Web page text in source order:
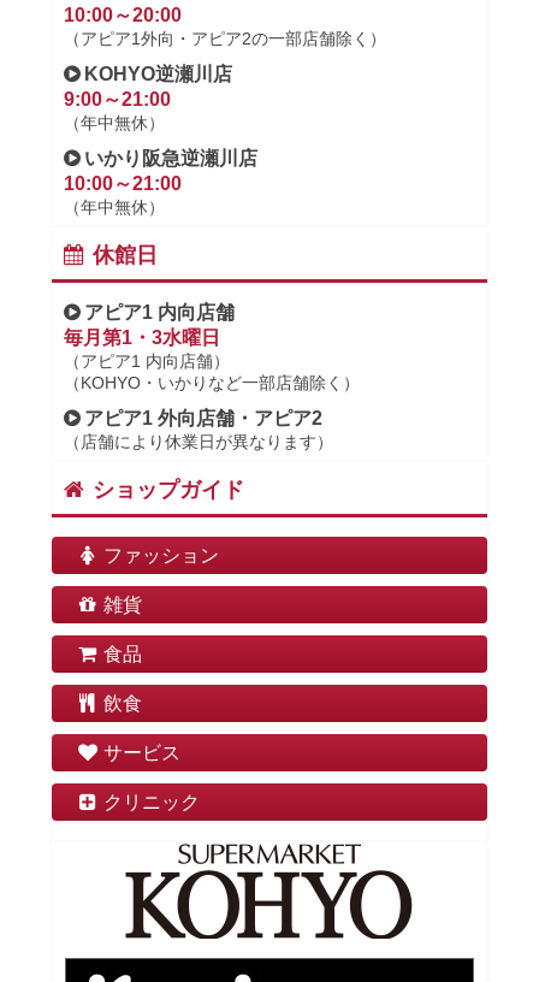
10:00～20:00
（アピア1外向・アピア2の一部店舗除く）
KOHYO逆瀬川店
9:00～21:00
（年中無休）
いかり阪急逆瀬川店
10:00～21:00
（年中無休）
休館日
アピア1 内向店舗
毎月第1・3水曜日
（アピア1 内向店舗）
（KOHYO・いかりなど一部店舗除く）
アピア1 外向店舗・アピア2
（店舗により休業日が異なります）
ショップガイド
ファッション
雑貨
食品
飲食
サービス
クリニック